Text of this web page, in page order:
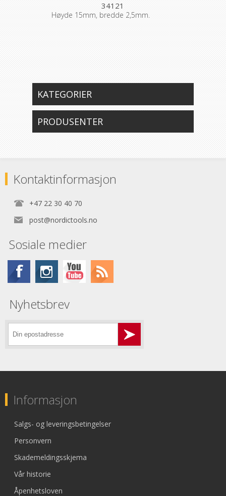
34121
Høyde 15mm, bredde 2,5mm.
KATEGORIER
PRODUSENTER
Kontaktinformasjon
+47 22 30 40 70
post@nordictools.no
Sosiale medier
Nyhetsbrev
Informasjon
Salgs- og leveringsbetingelser
Personvern
Skademeldingsskjema
Vår historie
Åpenhetsloven